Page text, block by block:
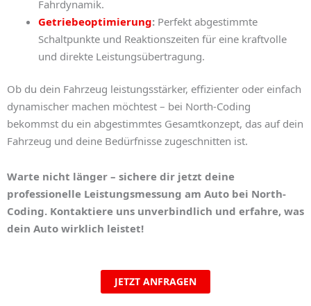
Fahrdynamik.
Getriebeoptimierung: Perfekt abgestimmte
Schaltpunkte und Reaktionszeiten für eine kraftvolle
und direkte Leistungsübertragung.
Ob du dein Fahrzeug leistungsstärker, effizienter oder einfach
dynamischer machen möchtest – bei North-Coding
bekommst du ein abgestimmtes Gesamtkonzept, das auf dein
Fahrzeug und deine Bedürfnisse zugeschnitten ist.
Warte nicht länger – sichere dir jetzt deine
professionelle Leistungsmessung am Auto bei North-
Coding. Kontaktiere uns unverbindlich und erfahre, was
dein Auto wirklich leistet!
JETZT ANFRAGEN